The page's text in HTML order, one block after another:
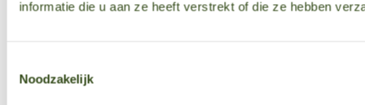
informatie die u aan ze heeft verstrekt of die ze hebben
Noodzakelijk